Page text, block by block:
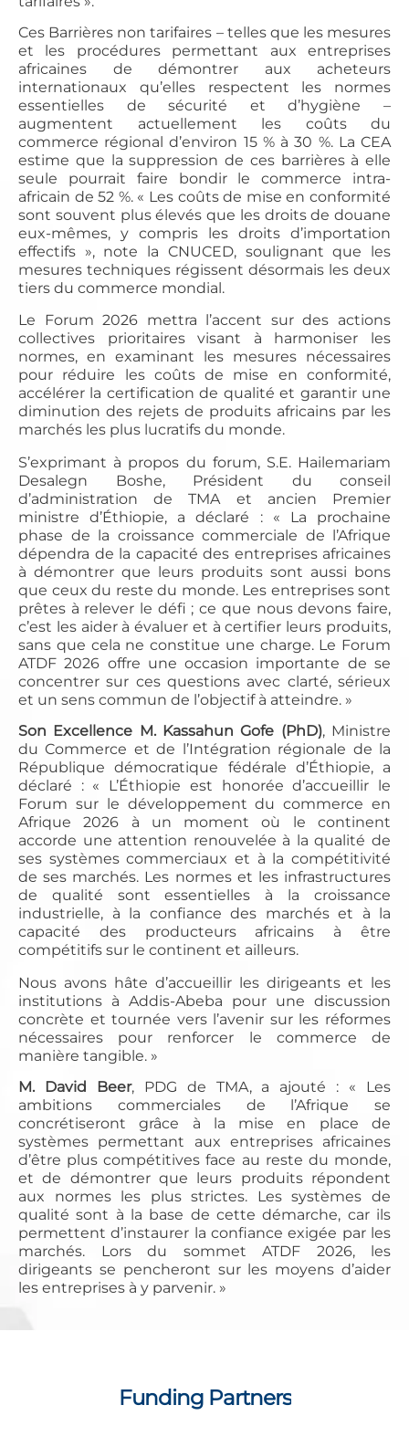
Ces Barrières non tarifaires – telles que les mesures
et les procédures permettant aux entreprises
africaines de démontrer aux acheteurs
internationaux qu’elles respectent les normes
essentielles de sécurité et d’hygiène –
augmentent actuellement les coûts du
commerce régional d’environ 15 % à 30 %. La CEA
estime que la suppression de ces barrières à elle
seule pourrait faire bondir le commerce intra-
africain de 52 %. « Les coûts de mise en conformité
sont souvent plus élevés que les droits de douane
eux-mêmes, y compris les droits d’importation
effectifs », note la CNUCED, soulignant que les
mesures techniques régissent désormais les deux
tiers du commerce mondial.
Le Forum 2026 mettra l’accent sur des actions
collectives prioritaires visant à harmoniser les
normes, en examinant les mesures nécessaires
pour réduire les coûts de mise en conformité,
accélérer la certification de qualité et garantir une
diminution des rejets de produits africains par les
marchés les plus lucratifs du monde.
S’exprimant à propos du forum, S.E. Hailemariam
Desalegn Boshe, Président du conseil
d’administration de TMA et ancien Premier
ministre d’Éthiopie, a déclaré : « La prochaine
phase de la croissance commerciale de l’Afrique
dépendra de la capacité des entreprises africaines
à démontrer que leurs produits sont aussi bons
que ceux du reste du monde. Les entreprises sont
prêtes à relever le défi ; ce que nous devons faire,
c’est les aider à évaluer et à certifier leurs produits,
sans que cela ne constitue une charge. Le Forum
ATDF 2026 offre une occasion importante de se
concentrer sur ces questions avec clarté, sérieux
et un sens commun de l’objectif à atteindre. »
Son Excellence M. Kassahun Gofe (PhD), Ministre
du Commerce et de l’Intégration régionale de la
République démocratique fédérale d’Éthiopie, a
déclaré : « L’Éthiopie est honorée d’accueillir le
Forum sur le développement du commerce en
Afrique 2026 à un moment où le continent
accorde une attention renouvelée à la qualité de
ses systèmes commerciaux et à la compétitivité
de ses marchés. Les normes et les infrastructures
de qualité sont essentielles à la croissance
industrielle, à la confiance des marchés et à la
capacité des producteurs africains à être
compétitifs sur le continent et ailleurs.
Nous avons hâte d’accueillir les dirigeants et les
institutions à Addis-Abeba pour une discussion
concrète et tournée vers l’avenir sur les réformes
nécessaires pour renforcer le commerce de
manière tangible. »
M. David Beer, PDG de TMA, a ajouté : « Les
ambitions commerciales de l’Afrique se
concrétiseront grâce à la mise en place de
systèmes permettant aux entreprises africaines
d’être plus compétitives face au reste du monde,
et de démontrer que leurs produits répondent
aux normes les plus strictes. Les systèmes de
qualité sont à la base de cette démarche, car ils
permettent d’instaurer la confiance exigée par les
marchés. Lors du sommet ATDF 2026, les
dirigeants se pencheront sur les moyens d’aider
les entreprises à y parvenir. »
Funding Partners